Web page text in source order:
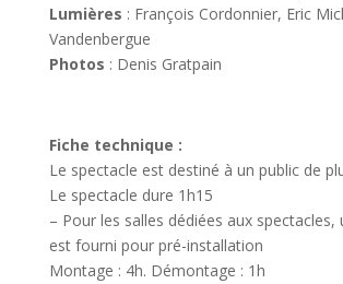
Lumières : François Cordonnier, Eric
Vandenbergue
Photos : Denis Gratpain
Fiche technique :
Le spectacle est destiné à un public de
Le spectacle dure 1h15
– Pour les salles dédiées aux spectacles,
est fourni pour pré-installation
Montage : 4h. Démontage : 1h